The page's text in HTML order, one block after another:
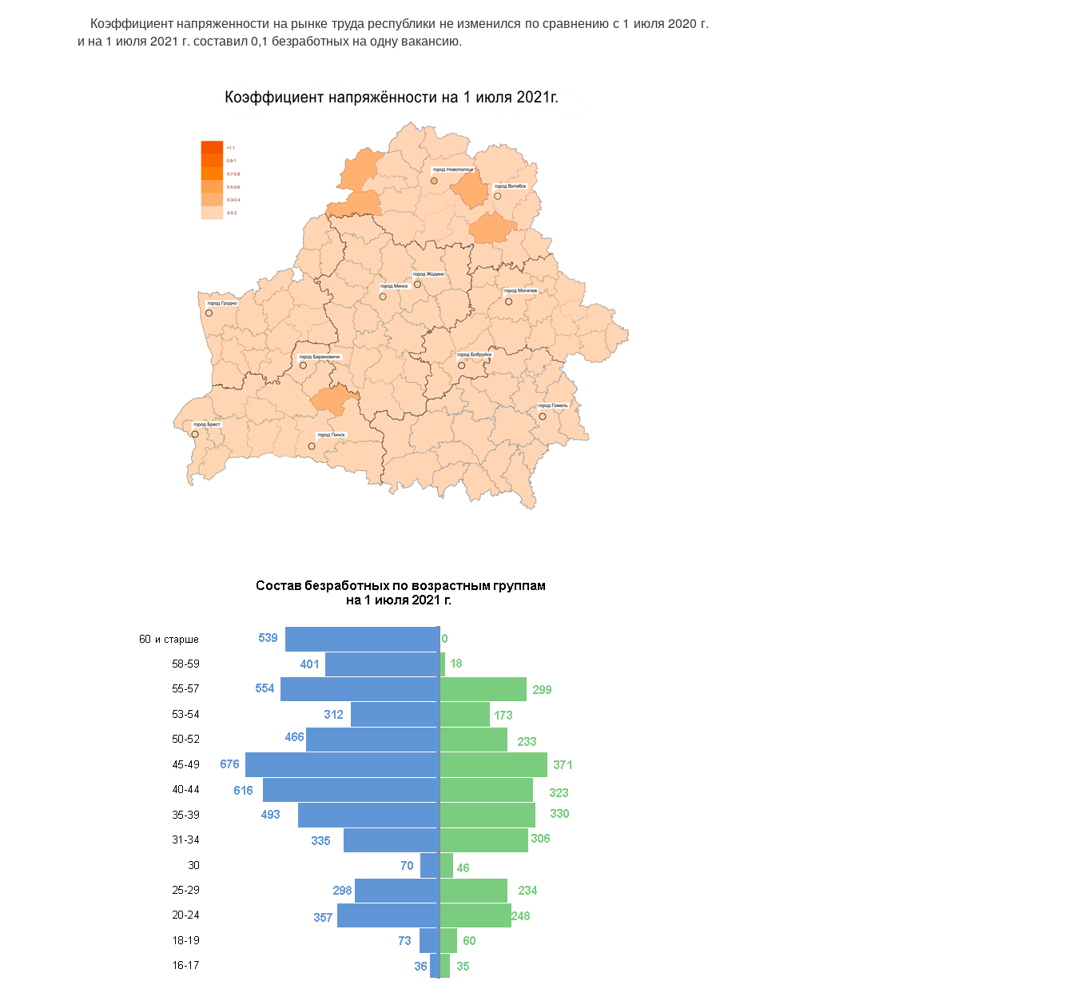
Коэффициент напряженности на рынке труда республики не изменился по сравнению с 1 июля 2020 г.
и на 1 июля 2021 г. составил 0,1 безработных на одну вакансию.